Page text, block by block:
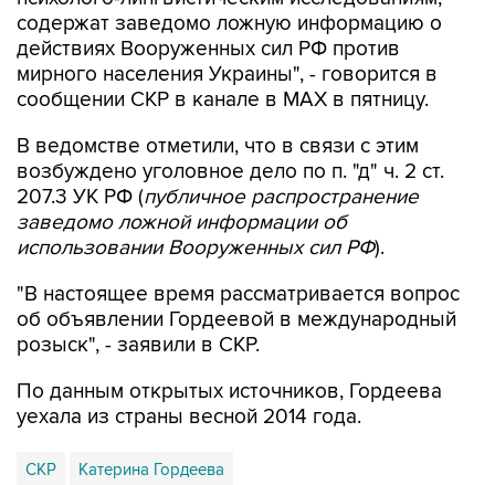
содержат заведомо ложную информацию о
действиях Вооруженных сил РФ против
мирного населения Украины", - говорится в
сообщении СКР в канале в MAX в пятницу.
В ведомстве отметили, что в связи с этим
возбуждено уголовное дело по п. "д" ч. 2 ст.
207.3 УК РФ (публичное распространение
заведомо ложной информации об
использовании Вооруженных сил РФ).
"В настоящее время рассматривается вопрос
об объявлении Гордеевой в международный
розыск", - заявили в СКР.
По данным открытых источников, Гордеева
уехала из страны весной 2014 года.
СКР Катерина Гордеева